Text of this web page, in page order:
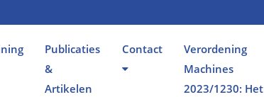
Publicaties
&
Artikelen
Contact
Verordening
Machines
2023/1230: Het